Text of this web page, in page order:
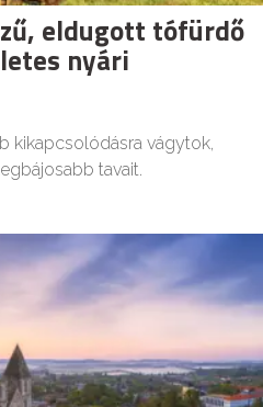
eldugott tófürdő
nyári
kikapcsolódásra vágytok,
tavait.